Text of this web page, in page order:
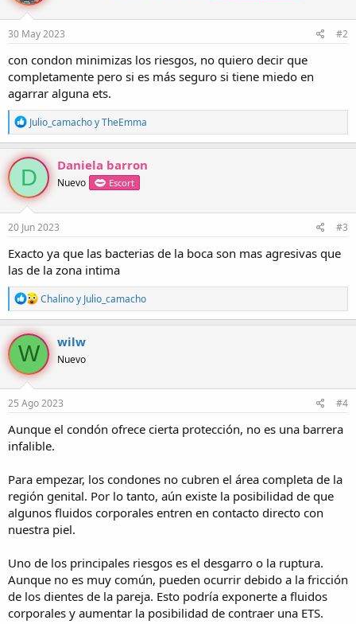
30 May 2023 #2
con condon minimizas los riesgos, no quiero decir que
completamente pero si es más seguro si tiene miedo en
agarrar alguna ets.
R
e
a
c
c
i
o
n
e
s
Julio_camachoyTheEmma
D Daniela barron
Nuevo Escort
20 Jun 2023 #3
Exacto ya que las bacterias de la boca son mas agresivas que
las de la zona intima
R
e
a
c
c
o
n
e
Chalinoy Julio_camacho
W wilw
Nuevo
25 Ago 2023 #4
Aunque el condón ofrece cierta protección, no es una barrera
infalible.
Para empezar, los condones no cubren el área completa de la
región genital. Por lo tanto, aún existe la posibilidad de que
algunos fluidos corporales entren en contacto directo con
nuestra piel.
Uno de los principales riesgos es el desgarro o la ruptura.
Aunque no es muy común, pueden ocurrir debido a la fricción
de los dientes de la pareja. Esto podría exponerte a fluidos
corporales y aumentar la posibilidad de contraer una ETS.